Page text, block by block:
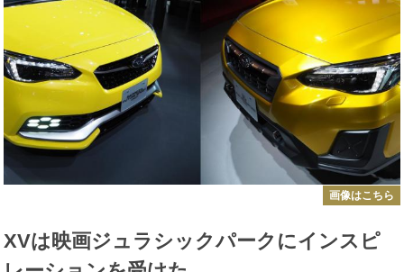
画像はこちら
XVは映画ジュラシックパークにインスピ